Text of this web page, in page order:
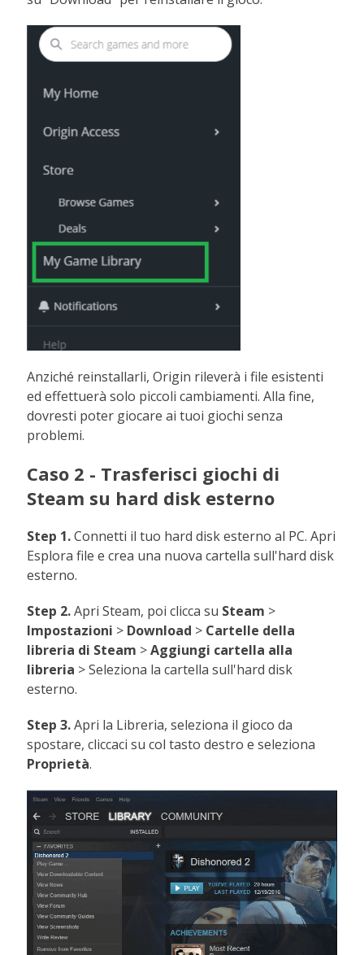
Anziché reinstallarli, Origin rileverà i file esistenti
ed effettuerà solo piccoli cambiamenti. Alla fine,
dovresti poter giocare ai tuoi giochi senza
problemi.
Caso 2 - Trasferisci giochi di
Steam su hard disk esterno
Step 1.Connetti il tuo hard disk esterno al PC. Apri
Esplora file e crea una nuova cartella sull'hard disk
esterno.
Step 2.Apri Steam, poi clicca su Steam >
Impostazioni > Download > Cartelle della
libreria di Steam >Aggiungi cartella alla
libreria > Seleziona la cartella sull'hard disk
esterno.
Step 3.Apri la Libreria, seleziona il gioco da
spostare, cliccaci su col tasto destro e seleziona
Proprietà.